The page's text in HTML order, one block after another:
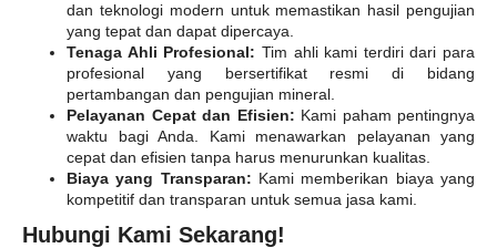
dan teknologi modern untuk memastikan hasil pengujian
yang tepat dan dapat dipercaya.
Tenaga Ahli Profesional: Tim ahli kami terdiri dari para
profesional yang bersertifikat resmi di bidang
pertambangan dan pengujian mineral.
Pelayanan Cepat dan Efisien: Kami paham pentingnya
waktu bagi Anda. Kami menawarkan pelayanan yang
cepat dan efisien tanpa harus menurunkan kualitas.
Biaya yang Transparan: Kami memberikan biaya yang
kompetitif dan transparan untuk semua jasa kami.
Hubungi Kami Sekarang!